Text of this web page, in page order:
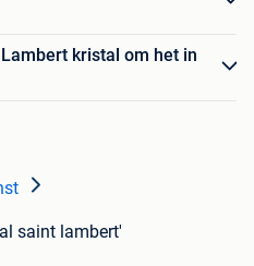
kristal om het in
saint lambert'